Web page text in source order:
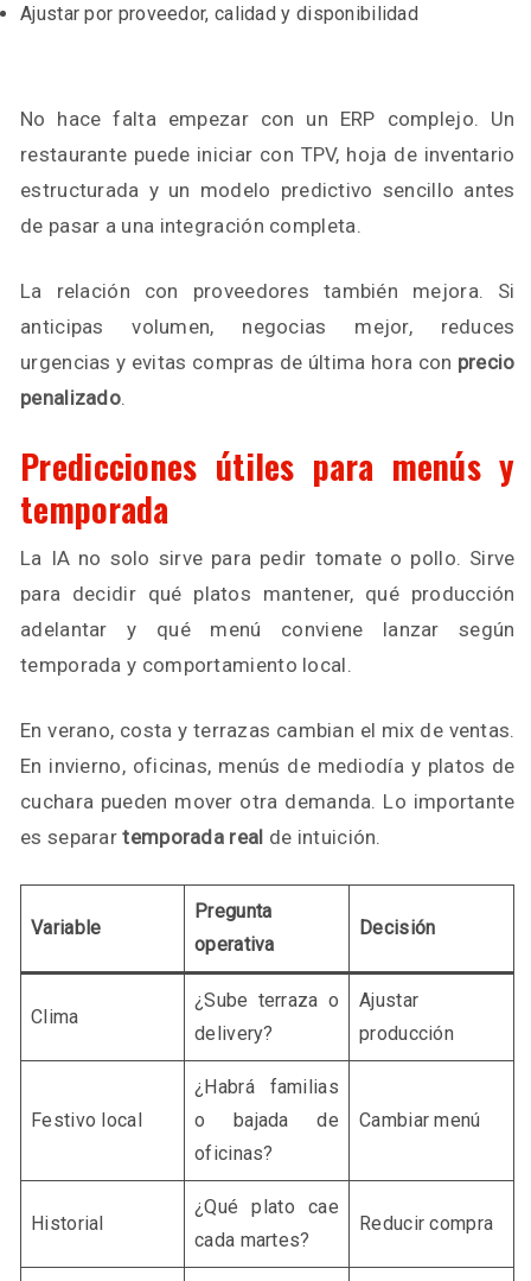
Ajustar por proveedor, calidad y disponibilidad
No hace falta empezar con un ERP complejo. Un
restaurante puede iniciar con TPV, hoja de inventario
estructurada y un modelo predictivo sencillo antes
de pasar a una integración completa.
La relación con proveedores también mejora. Si
anticipas volumen, negocias mejor, reduces
urgencias y evitas compras de última hora con precio
penalizado.
Predicciones útiles para menús y
temporada
La IA no solo sirve para pedir tomate o pollo. Sirve
para decidir qué platos mantener, qué producción
adelantar y qué menú conviene lanzar según
temporada y comportamiento local.
En verano, costa y terrazas cambian el mix de ventas.
En invierno, oficinas, menús de mediodía y platos de
cuchara pueden mover otra demanda. Lo importante
es separartemporada real de intuición.
Variable
Pregunta
operativa
Decisión
Clima
¿Sube terraza o
delivery?
Ajustar
producción
Festivo local
¿Habrá familias
o bajada de
oficinas?
Cambiar menú
Historial
¿Qué plato cae
cada martes?
Reducir compra